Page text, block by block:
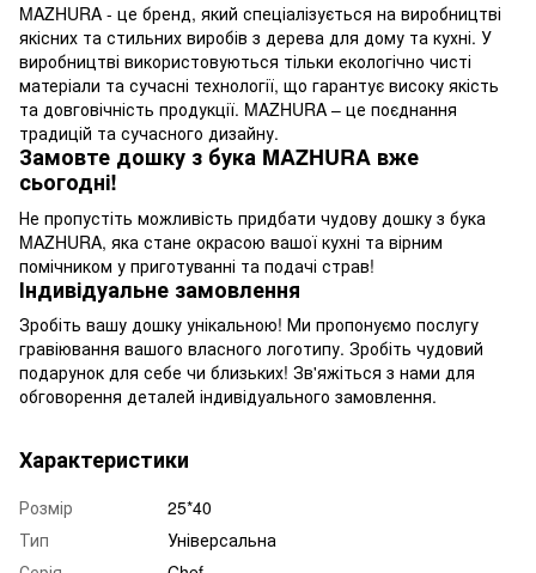
MAZHURA - це бренд, який спеціалізується на виробництві
якісних та стильних виробів з дерева для дому та кухні. У
виробництві використовуються тільки екологічно чисті
матеріали та сучасні технології, що гарантує високу якість
та довговічність продукції. MAZHURA – це поєднання
традицій та сучасного дизайну.
Замовте дошку з бука MAZHURA вже
сьогодні!
Не пропустіть можливість придбати чудову дошку з бука
MAZHURA, яка стане окрасою вашої кухні та вірним
помічником у приготуванні та подачі страв!
Індивідуальне замовлення
Зробіть вашу дошку унікальною! Ми пропонуємо послугу
гравіювання вашого власного логотипу. Зробіть чудовий
подарунок для себе чи близьких! Зв'яжіться з нами для
обговорення деталей індивідуального замовлення.
Характеристики
Розмір
25*40
Тип
Універсальна